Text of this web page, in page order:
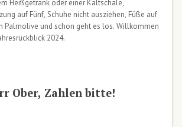
Heißgetränk oder einer Kaltschale,
auf Fünf, Schuhe nicht ausziehen, Füße auf
Palmolive und schon geht es los. Willkommen
2024.
Ober, Zahlen bitte!